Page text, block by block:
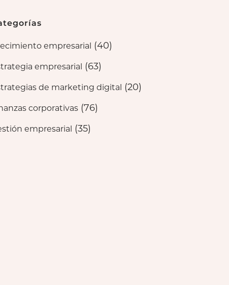
empresarial (40)
empresarial (63)
de marketing digital (20)
corporativas (76)
empresarial (35)